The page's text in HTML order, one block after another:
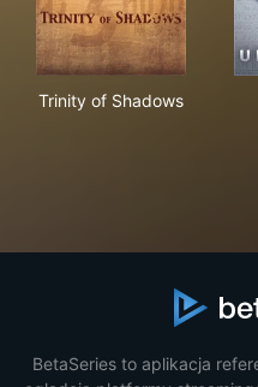
Trinity of Shadows
BetaSeries to aplikacja